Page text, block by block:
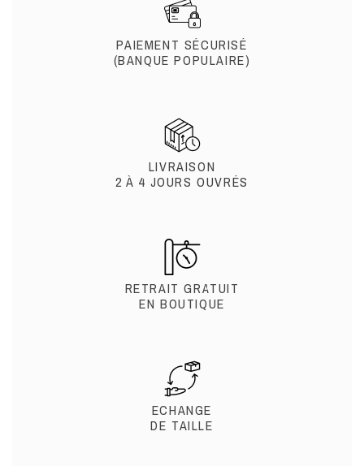
PAIEMENT SÉCURISÉ
(BANQUE POPULAIRE)
LIVRAISON
2 À 4 JOURS OUVRÉS
RETRAIT GRATUIT
EN BOUTIQUE
ECHANGE
DE TAILLE